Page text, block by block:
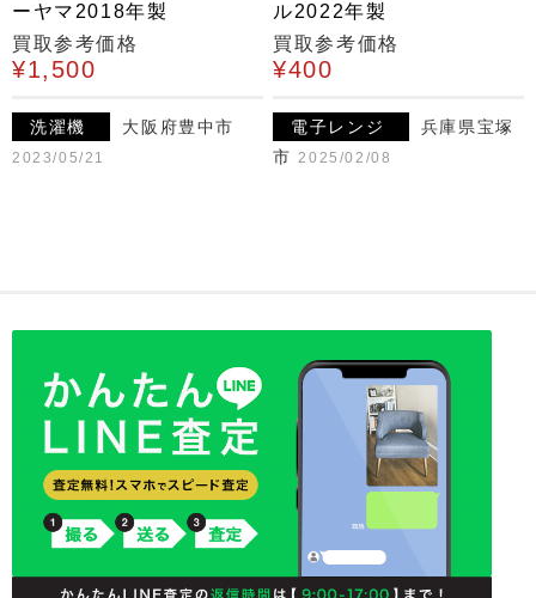
ーヤマ2018年製
買取参考価格
¥1,500
洗濯機 大阪府豊中市
2023/05/21
ル2022年製
買取参考価格
¥400
電子レンジ
兵庫県宝塚
市 2025/02/08